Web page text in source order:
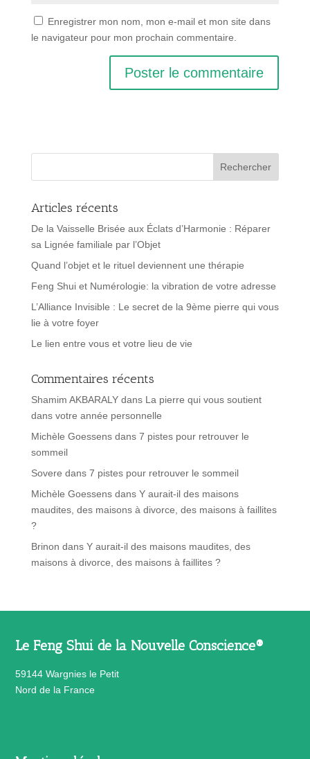
Enregistrer mon nom, mon e-mail et mon site dans
le navigateur pour mon prochain commentaire.
Articles récents
De la Vaisselle Brisée aux Éclats d’Harmonie : Réparer
sa Lignée familiale par l’Objet
Quand l’objet et le rituel deviennent une thérapie
Feng Shui et Numérologie: la vibration de votre adresse
L’Alliance Invisible : Le secret de la 9ème pierre qui vous
lie à votre foyer
Le lien entre vous et votre lieu de vie
Commentaires récents
Shamim AKBARALYdans La pierre qui vous soutient
dans votre année personnelle
Michèle Goessensdans 7 pistes pour retrouver le
sommeil
Sovere dans 7 pistes pour retrouver le sommeil
Michèle Goessensdans Y aurait-il des maisons
maudites, des maisons à divorce, des maisons à faillites
?
Brinon dans Y aurait-il des maisons maudites, des
maisons à divorce, des maisons à faillites ?
Le Feng Shui de la Nouvelle Conscience®
59144 Wargnies le Petit
Nord de la France